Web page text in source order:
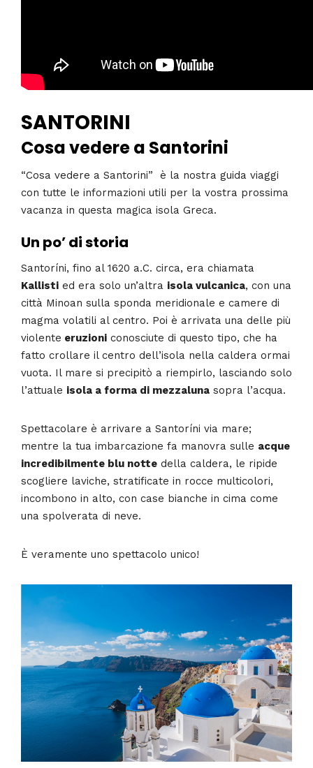
SANTORINI
Cosa vedere a Santorini
“Cosa vedere a Santorini” è la nostra guida viaggi
con tutte le informazioni utili per la vostra prossima
vacanza in questa magica isola Greca.
Un po’ di storia
Santoríni, fino al 1620 a.C. circa, era chiamata
Kallisti ed era solo un’altra isola vulcanica, con una
città Minoan sulla sponda meridionale e camere di
magma volatili al centro. Poi è arrivata una delle più
violente eruzioni conosciute di questo tipo, che ha
fatto crollare il centro dell’isola nella caldera ormai
vuota. Il mare si precipitò a riempirlo, lasciando solo
l’attuale isola a forma di mezzaluna sopra l’acqua.
Spettacolare è arrivare a Santoríni via mare;
mentre la tua imbarcazione fa manovra sulle acque
incredibilmente blu notte della caldera, le ripide
scogliere laviche, stratificate in rocce multicolori,
incombono in alto, con case bianche in cima come
una spolverata di neve.
È veramente uno spettacolo unico!